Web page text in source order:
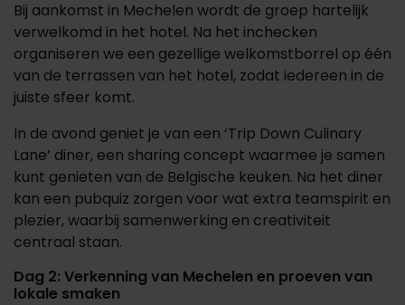
Bij aankomst in Mechelen wordt de groep hartelijk
verwelkomd in het hotel. Na het inchecken
organiseren we een gezellige welkomstborrel op één
van de terrassen van het hotel, zodat iedereen in de
juiste sfeer komt.
In de avond geniet je van een ‘Trip Down Culinary
Lane’ diner, een sharing concept waarmee je samen
kunt genieten van de Belgische keuken. Na het diner
kan een pubquiz zorgen voor wat extra teamspirit en
plezier, waarbij samenwerking en creativiteit
centraal staan.
Dag 2: Verkenning van Mechelen en proeven van
lokale smaken